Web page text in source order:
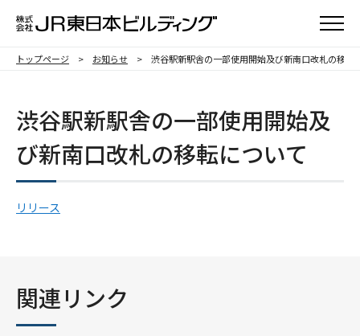
メニュ
トップページ お知らせ 渋谷駅新駅舎の一部使用開始及び新南口改札の移転
渋谷駅新駅舎の一部使用開始及
び新南口改札の移転について
リリース
関連リンク